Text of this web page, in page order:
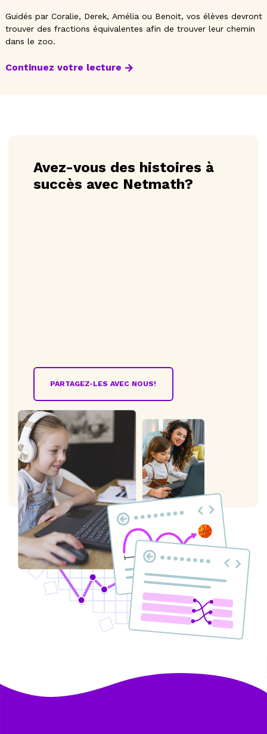
Guidés par Coralie, Derek, Amélia ou Benoit, vos élèves devront
trouver des fractions équivalentes afin de trouver leur chemin
dans le zoo.
Continuez votre lecture
Avez-vous des histoires à
succès avec Netmath?
PARTAGEZ-LES AVEC NOUS!